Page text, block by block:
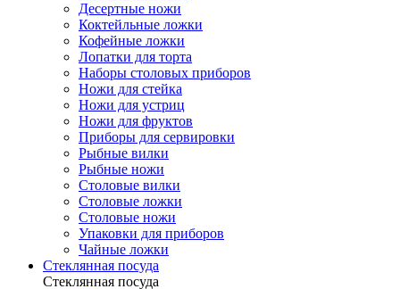
Десертные ножи
Коктейльные ложки
Кофейные ложки
Лопатки для торта
Наборы столовых приборов
Ножи для стейка
Ножи для устриц
Ножи для фруктов
Приборы для сервировки
Рыбные вилки
Рыбные ножи
Столовые вилки
Столовые ложки
Столовые ножи
Упаковки для приборов
Чайные ложки
Стеклянная посуда
Стеклянная посуда